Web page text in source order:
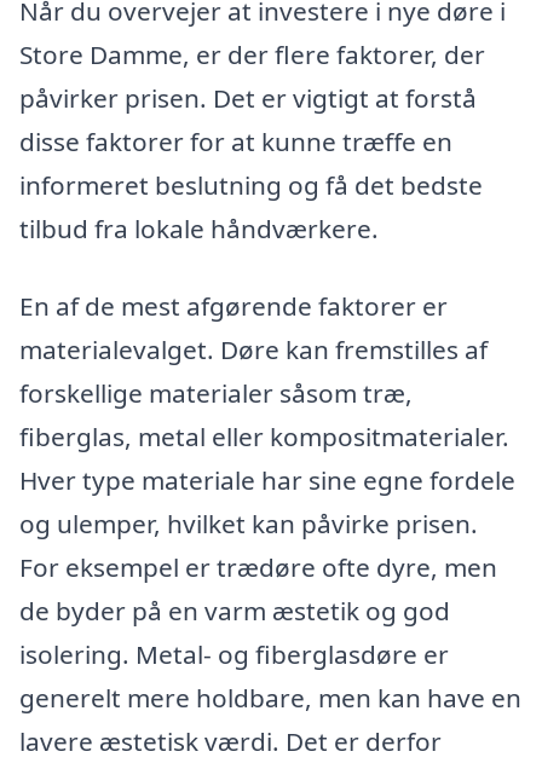
Når du overvejer at investere i nye døre i
Store Damme, er der flere faktorer, der
påvirker prisen. Det er vigtigt at forstå
disse faktorer for at kunne træffe en
informeret beslutning og få det bedste
tilbud fra lokale håndværkere.
En af de mest afgørende faktorer er
materialevalget. Døre kan fremstilles af
forskellige materialer såsom træ,
fiberglas, metal eller kompositmaterialer.
Hver type materiale har sine egne fordele
og ulemper, hvilket kan påvirke prisen.
For eksempel er trædøre ofte dyre, men
de byder på en varm æstetik og god
isolering. Metal- og fiberglasdøre er
generelt mere holdbare, men kan have en
lavere æstetisk værdi. Det er derfor